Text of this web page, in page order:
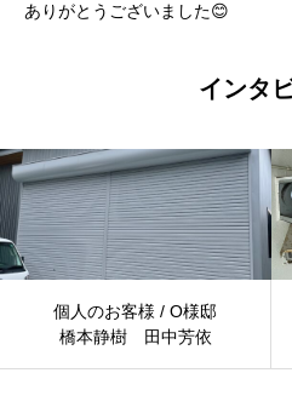
ありがとうございました😊
インタ
個人のお客様 / O様邸
橋本静樹 田中芳依